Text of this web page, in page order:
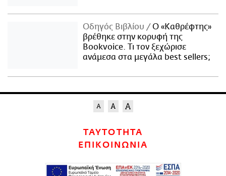
Οδηγός Βιβλίου
Ο «Καθρέφτης»
βρέθηκε στην κορυφή της
Bookvoice. Τι τον ξεχώρισε
ανάμεσα στα μεγάλα best sellers;
ΤΑΥΤΟΤΗΤΑ
ΕΠΙΚΟΙΝΩΝΙΑ